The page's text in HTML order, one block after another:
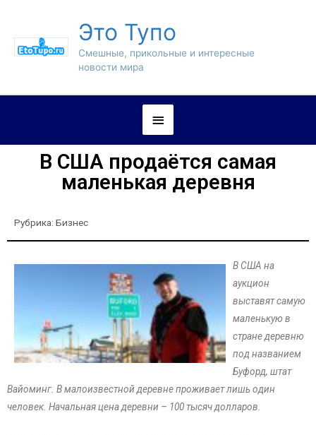
Это Тупо
Смешные, прикольные и интересные
новости мира
В США продаётся самая
маленькая деревня
Рубрика: Бизнес
В США на
аукцион
выставят самую
маленькую в
стране деревню
под названием
Буфорд, штат
Вайоминг. В малоизвестной деревне проживает лишь один
человек. Начальная цена деревни – 100 тысяч долларов.